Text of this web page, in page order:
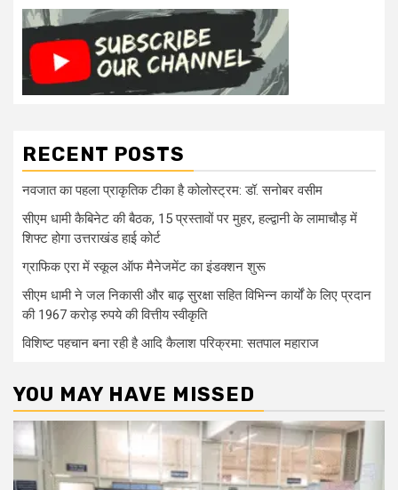
RECENT POSTS
नवजात का पहला प्राकृतिक टीका है कोलोस्ट्रम: डॉ. सनोबर वसीम
सीएम धामी कैबिनेट की बैठक, 15 प्रस्तावों पर मुहर, हल्द्वानी के लामाचौड़ में
शिफ्ट होगा उत्तराखंड हाई कोर्ट
ग्राफिक एरा में स्कूल ऑफ मैनेजमेंट का इंडक्शन शुरू
सीएम धामी ने जल निकासी और बाढ़ सुरक्षा सहित विभिन्न कार्यों के लिए प्रदान
की 1967 करोड़ रुपये की वित्तीय स्वीकृति
विशिष्ट पहचान बना रही है आदि कैलाश परिक्रमा: सतपाल महाराज
YOU MAY HAVE MISSED